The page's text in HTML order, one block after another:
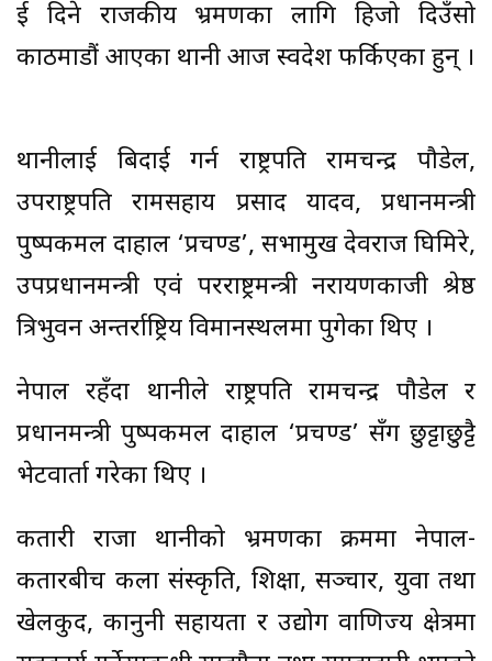
दुई दिने राजकीय भ्रमणका लागि हिजो दिउँसो
काठमाडौं आएका थानी आज स्वदेश फर्किएका हुन् ।
थानीलाई बिदाई गर्न राष्ट्रपति रामचन्द्र पौडेल,
उपराष्ट्रपति रामसहाय प्रसाद यादव, प्रधानमन्त्री
पुष्पकमल दाहाल ‘प्रचण्ड’, सभामुख देवराज घिमिरे,
उपप्रधानमन्त्री एवं परराष्ट्रमन्त्री नरायणकाजी श्रेष्ठ
त्रिभुवन अन्तर्राष्ट्रिय विमानस्थलमा पुगेका थिए ।
नेपाल रहँदा थानीले राष्ट्रपति रामचन्द्र पौडेल र
प्रधानमन्त्री पुष्पकमल दाहाल ‘प्रचण्ड’ सँग छुट्टाछुट्टै
भेटवार्ता गरेका थिए ।
कतारी राजा थानीको भ्रमणका क्रममा नेपाल-
कतारबीच कला संस्कृति, शिक्षा, सञ्चार, युवा तथा
खेलकुद, कानुनी सहायता र उद्योग वाणिज्य क्षेत्रमा